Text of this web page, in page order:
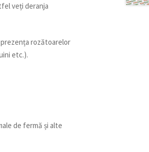
veți deranja
rozătoarelor
etc.).
de fermă și alte